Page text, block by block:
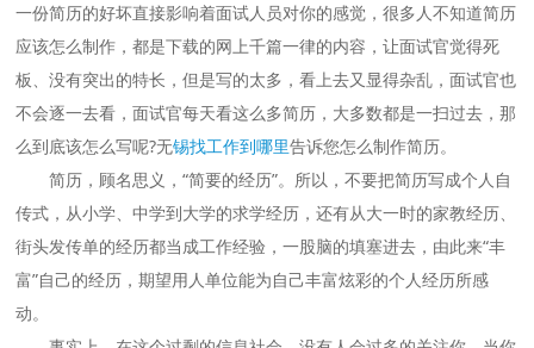
一份简历的好坏直接影响着面试人员对你的感觉，很多人不知道简历
应该怎么制作，都是下载的网上千篇一律的内容，让面试官觉得死
板、没有突出的特长，但是写的太多，看上去又显得杂乱，面试官也
不会逐一去看，面试官每天看这么多简历，大多数都是一扫过去，那
么到底该怎么写呢?无锡找工作到哪里告诉您怎么制作简历。
简历，顾名思义，“简要的经历”。所以，不要把简历写成个人自
传式，从小学、中学到大学的求学经历，还有从大一时的家教经历、
街头发传单的经历都当成工作经验，一股脑的填塞进去，由此来“丰
富”自己的经历，期望用人单位能为自己丰富炫彩的个人经历所感
动。